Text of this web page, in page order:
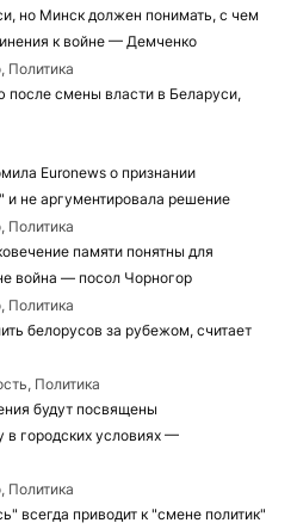
но Минск должен понимать, с чем
к войне — Демченко
Политика
смены власти в Беларуси,
Euronews о признании
и не аргументировала решение
Политика
памяти понятны для
война — посол Чорногор
Политика
белорусов за рубежом, считает
Политика
будут посвящены
в городских условиях —
Политика
всегда приводит к "смене политик"